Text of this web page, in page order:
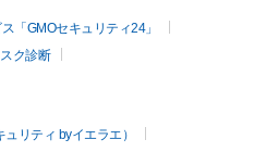
「GMOセキュリティ24」
ク診断
リティ byイエラエ）